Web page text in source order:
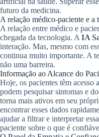
futuro da medicina.
A relação médico-paciente e a
A relação entre médico e
chegada da tecnologia. A IA
interação. Mas, mesmo com
continua muito importante. A
não uma barreira.
Informação ao Alcance do
Hoje, os pacientes têm acesso
podem pesquisar sintomas e
torna mais ativos em seu
encontrar esses dados
ajudar a filtrar e interpretar
paciente sobre o que é